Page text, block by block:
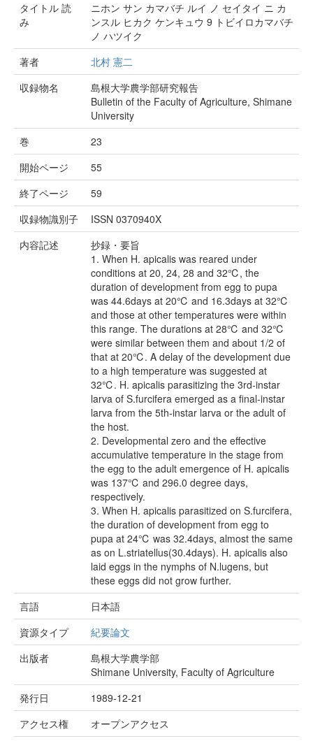
タイトル 読
み
ニホン サン カマバチ ルイ ノ セイタイ ニ カ
ンスル ヒカク ケンキュウ 9 トビイロカマバチ
ノ ハツイク
著者
北村 憲二
収録物名
島根大学農学部研究報告
Bulletin of the Faculty of Agriculture, Shimane
University
巻
23
開始ページ
55
終了ページ
59
収録物識別子
ISSN 0370940X
内容記述
抄録・要旨
1. When H. apicalis was reared under
conditions at 20, 24, 28 and 32℃, the
duration of development from egg to pupa
was 44.6days at 20℃ and 16.3days at 32℃
and those at other temperatures were within
this range. The durations at 28℃ and 32℃
were similar between them and about 1/2 of
that at 20℃. A delay of the development due
to a high temperature was suggested at
32℃. H. apicalis parasitizing the 3rd-instar
larva of S.furcifera emerged as a final-instar
larva from the 5th-instar larva or the adult of
the host.
2. Developmental zero and the effective
accumulative temperature in the stage from
the egg to the adult emergence of H. apicalis
was 137℃ and 296.0 degree days,
respectively.
3. When H. apicalis parasitized on S.furcifera,
the duration of development from egg to
pupa at 24℃ was 32.4days, almost the same
as on L.striatellus(30.4days). H. apicalis also
laid eggs in the nymphs of N.lugens, but
these eggs did not grow further.
言語
日本語
資源タイプ
紀要論文
出版者
島根大学農学部
Shimane University, Faculty of Agriculture
発行日
1989-12-21
アクセス権
オープンアクセス